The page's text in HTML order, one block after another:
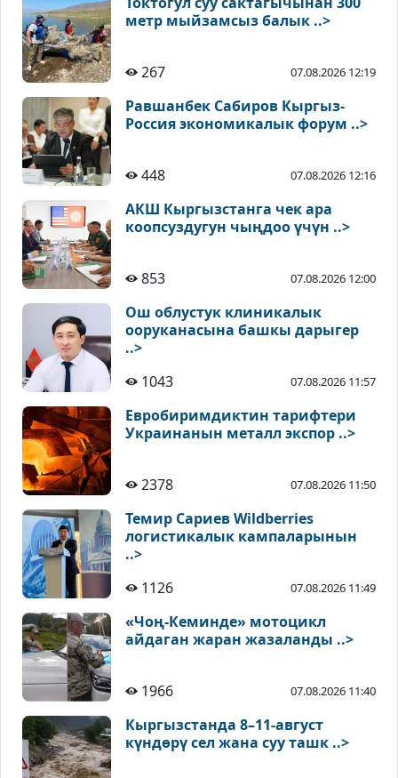
метр мыйзамсыз балык ..>
267 07.08.2026 12:19
Равшанбек Сабиров Кыргыз-
Россия экономикалык форум ..>
448 07.08.2026 12:16
АКШ Кыргызстанга чек ара
коопсуздугун чыңдоо үчүн ..>
853 07.08.2026 12:00
Ош облустук клиникалык
ооруканасына башкы дарыгер
..>
1043
07.08.2026 11:57
Евробиримдиктин тарифтери
Украинанын металл экспор ..>
2378 07.08.2026 11:50
Темир Сариев Wildberries
логистикалык кампаларынын
..>
1126
07.08.2026 11:49
«Чоң-Кеминде» мотоцикл
айдаган жаран жазаланды ..>
1966 07.08.2026 11:40
Кыргызстанда 8–11-август
күндөрү сел жана суу ташк ..>